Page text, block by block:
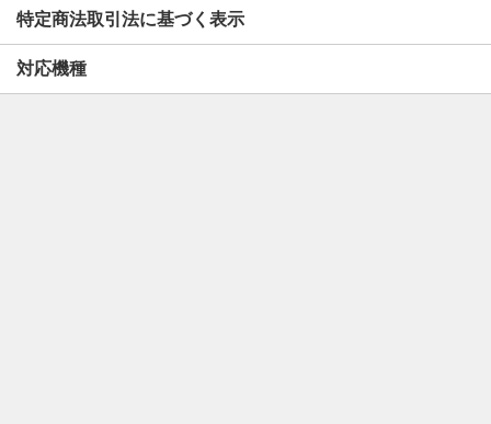
特定商法取引法に基づく表示
対応機種